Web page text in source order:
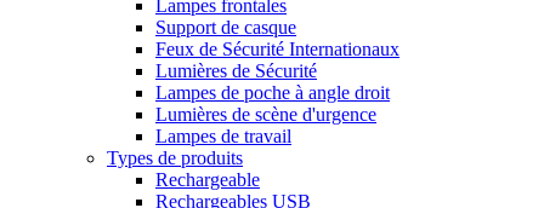
Lampes frontales
Support de casque
Feux de Sécurité Internationaux
Lumières de Sécurité
Lampes de poche à angle droit
Lumières de scène d'urgence
Lampes de travail
Types de produits
Rechargeable
Rechargeables USB